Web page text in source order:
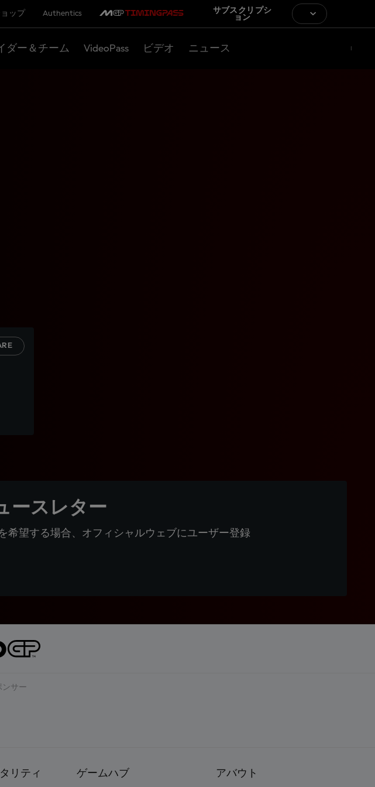
ップ Authentics
サブスクリプシ
ョン
ダー＆チーム VideoPass ビデオ ニュース
ースレター
希望する場合、オフィシャルウェブにユーザー登録
ンサー
リティ ゲームハブ アバウト